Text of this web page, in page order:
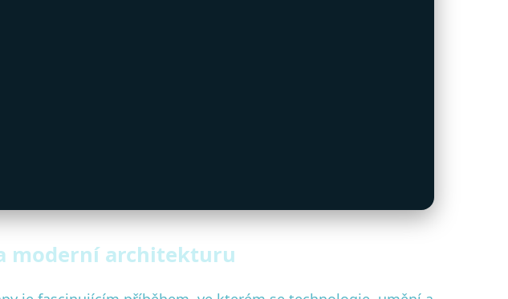
moderní architekturu